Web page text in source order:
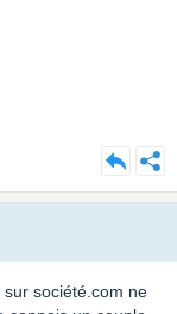
société.com ne